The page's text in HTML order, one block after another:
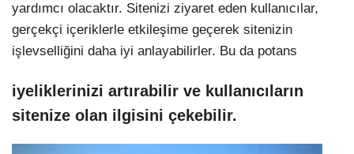
yardımcı olacaktır. Sitenizi ziyaret eden kullanıcılar,
gerçekçi içeriklerle etkileşime geçerek sitenizin
işlevselliğini daha iyi anlayabilirler. Bu da potans
iyeliklerinizi artırabilir ve kullanıcıların
sitenize olan ilgisini çekebilir.